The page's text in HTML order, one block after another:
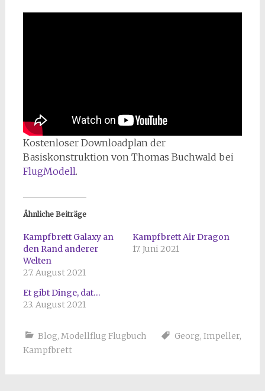
Kostenloser Downloadplan der
Basiskonstruktion von Thomas Buchwald bei
FlugModell.
Ähnliche Beiträge
Kampfbrett Galaxy an
den Rand anderer
Welten
27. August 2021
Kampfbrett Air Dragon
17. Juni 2021
Et gibt Dinge, dat…
23. August 2021
Blog, Modellflug Flugbuch Georg, Impeller,
Kampfbrett